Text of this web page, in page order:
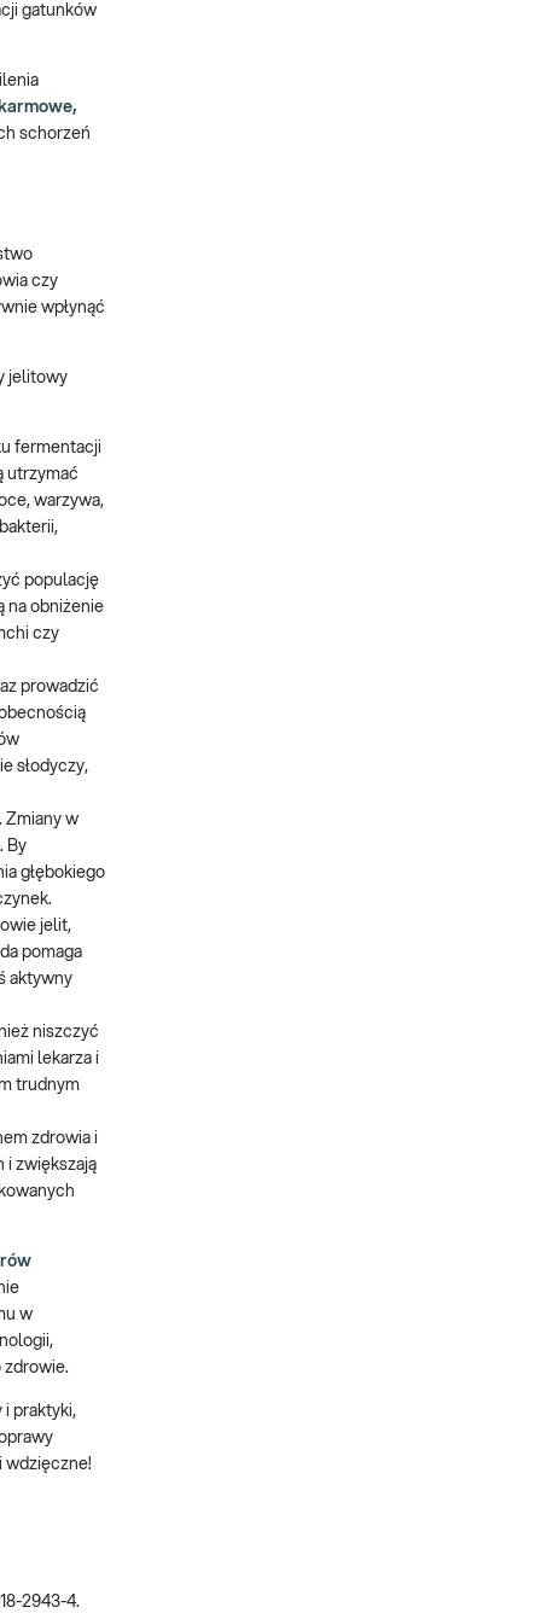
gatunków
schorzeń
czy
wpłynąć
jelitowy
fermentacji
utrzymać
warzywa,
populację
na obniżenie
czy
prowadzić
słodyczy,
Zmiany w
By
głębokiego
jelit,
pomaga
aktywny
niszczyć
lekarza i
trudnym
zdrowia i
i zwiększają
w
zdrowie.
i praktyki,
wdzięczne!
2943-4.